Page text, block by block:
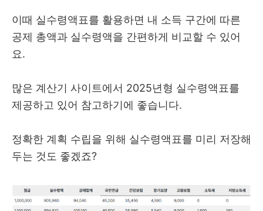
이때 실수령액표를 활용하면 내 소득 구간에 따른
공제 총액과 실수령액을 간편하게 비교할 수 있어
요.
많은 계산기 사이트에서 2025년형 실수령액표를
제공하고 있어 참고하기에 좋습니다.
정확한 계획 수립을 위해 실수령액표를 미리 저장해
두는 것도 좋겠죠?